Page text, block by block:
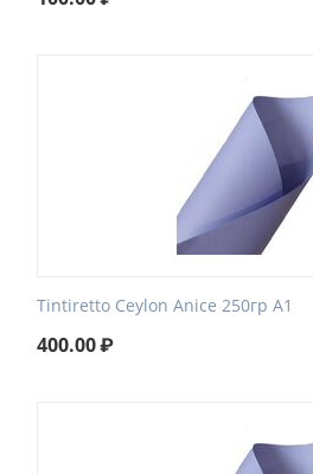
Tintiretto Ceylon Anice 250гр А1
400.00₽